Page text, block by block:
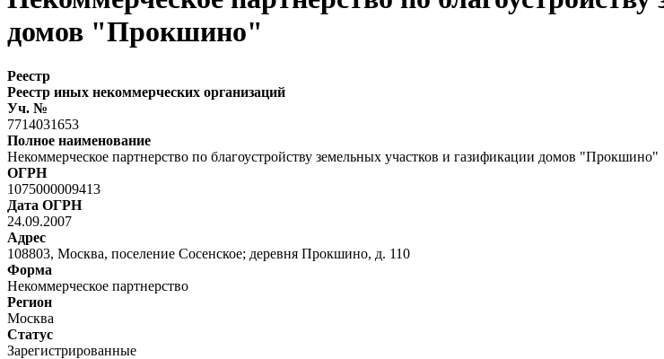
домов "Прокшино"
Реестр
Реестр иных некоммерческих организаций
Уч. №
7714031653
Полное наименование
Некоммерческое партнерство по благоустройству земельных участков и газификации домов "Прокшино"
ОГРН
1075000009413
Дата ОГРН
24.09.2007
Адрес
108803, Москва, поселение Сосенское; деревня Прокшино, д. 110
Форма
Некоммерческое партнерство
Регион
Москва
Статус
Зарегистрированные